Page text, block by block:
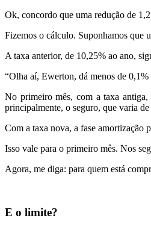
Ok, concordo que uma redução de
Fizemos o cálculo. Suponhamos que
A taxa anterior, de 10,25% ao ano,
“Olha aí, Ewerton, dá menos de
No primeiro mês, com a taxa
principalmente, o seguro, que varia
Com a taxa nova, a fase amortização
Isso vale para o primeiro mês. Nos
Agora, me diga: para quem está
E o limite?